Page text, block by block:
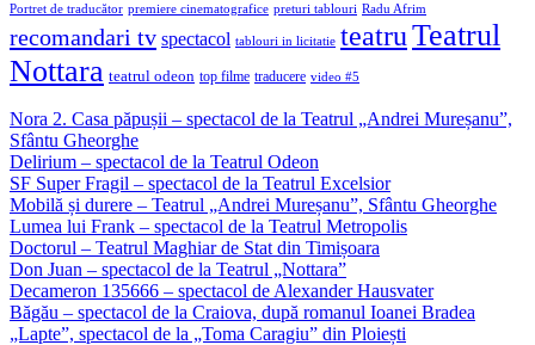
Portret de traducător premiere cinematografice preturi tablouri Radu Afrim
recomandari tv spectacol tablouri in licitatie teatruTeatrul
Nottara teatrul odeon top filme traducere video #5
Nora 2. Casa păpușii – spectacol de la Teatrul „Andrei Mureșanu”,
Sfântu Gheorghe
Delirium – spectacol de la Teatrul Odeon
SF Super Fragil – spectacol de la Teatrul Excelsior
Mobilă și durere – Teatrul „Andrei Mureșanu”, Sfântu Gheorghe
Lumea lui Frank – spectacol de la Teatrul Metropolis
Doctorul – Teatrul Maghiar de Stat din Timișoara
Don Juan – spectacol de la Teatrul „Nottara”
Decameron 135666 – spectacol de Alexander Hausvater
Băgău – spectacol de la Craiova, după romanul Ioanei Bradea
„Lapte”, spectacol de la „Toma Caragiu” din Ploiești